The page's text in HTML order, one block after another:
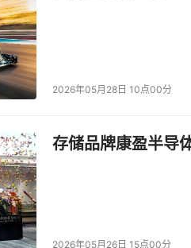
2026年05月28日 10点00分
存储品牌康盈半导
2026年05月26日 15点00分